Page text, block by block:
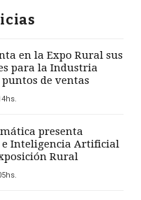
en la Expo Rural sus
para la Industria
de ventas
presenta
e Inteligencia Artificial
Rural